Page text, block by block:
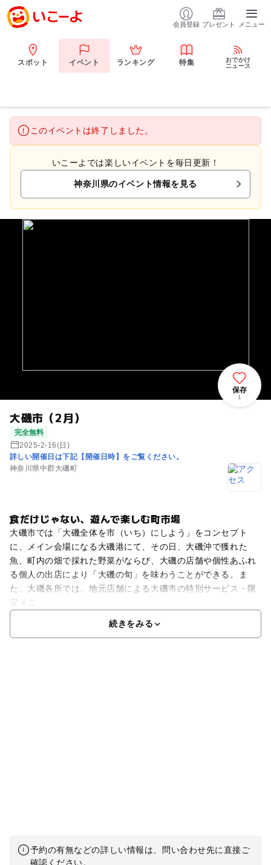
会員登録 プレゼント メニュー
スポット イベント ランキング 特集
おでかけ
ニュース
このイベントは終了しました。
いこーよでは楽しいイベントを毎日更新！
神奈川県のイベント情報を見る
大磯市（2月）
完全無料
2025-2-16(日)
詳しい開催日は下記【開催日時】をご覧ください。
神奈川県中郡大磯町
保存
1
食だけじゃない、遊んで楽しむ町市場
大磯市では「大磯全体を市（いち）にしよう」をコンセプト
に、メイン会場になる大磯港にて、その日、大磯沖で獲れた
魚、町内の畑で採れた野菜がならび、大磯の店舗や個性あふれ
る個人の出店により「大磯の旬」を味わうことができる。ま
た、大磯各所では、地元店舗による大磯市の特別サービス・限
定メニ
続きをみる
予約の有無などの詳しい情報は、問い合わせ先に直接ご
確認ください。